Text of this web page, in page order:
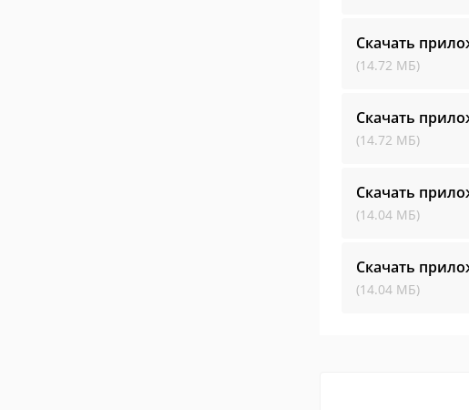
Скачать
(14.72 МБ)
Скачать
(14.72 МБ)
Скачать
(14.04 МБ)
Скачать
(14.04 МБ)